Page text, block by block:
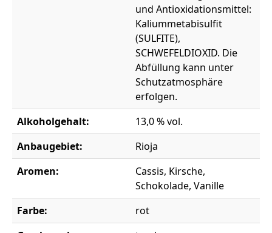
und Antioxidationsmittel:
Kaliummetabisulfit
(SULFITE),
SCHWEFELDIOXID. Die
Abfüllung kann unter
Schutzatmosphäre
erfolgen.
Alkoholgehalt:
13,0 % vol.
Anbaugebiet:
Rioja
Aromen:
Cassis, Kirsche,
Schokolade, Vanille
Farbe:
rot